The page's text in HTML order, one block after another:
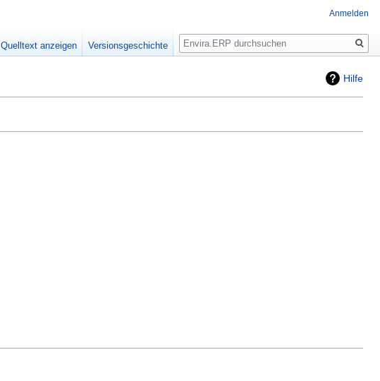
Hilfe
Anmelden
Quelltext anzeigen Versionsgeschichte
Suche